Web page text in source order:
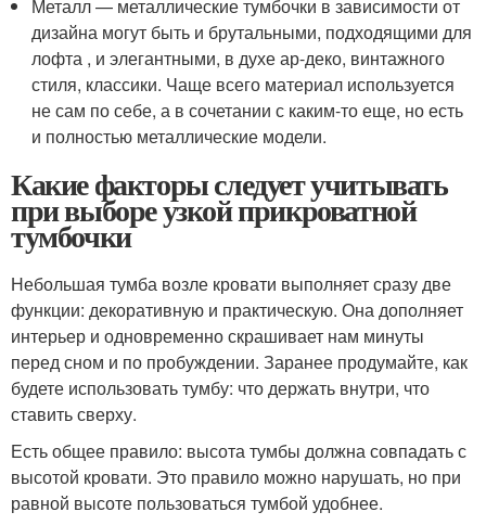
Металл — металлические тумбочки в зависимости от
дизайна могут быть и брутальными, подходящими для
лофта , и элегантными, в духе ар-деко, винтажного
стиля, классики. Чаще всего материал используется
не сам по себе, а в сочетании с каким-то еще, но есть
и полностью металлические модели.
Какие факторы следует учитывать
при выборе узкой прикроватной
тумбочки
Небольшая тумба возле кровати выполняет сразу две
функции: декоративную и практическую. Она дополняет
интерьер и одновременно скрашивает нам минуты
перед сном и по пробуждении. Заранее продумайте, как
будете использовать тумбу: что держать внутри, что
ставить сверху.
Есть общее правило: высота тумбы должна совпадать с
высотой кровати. Это правило можно нарушать, но при
равной высоте пользоваться тумбой удобнее.